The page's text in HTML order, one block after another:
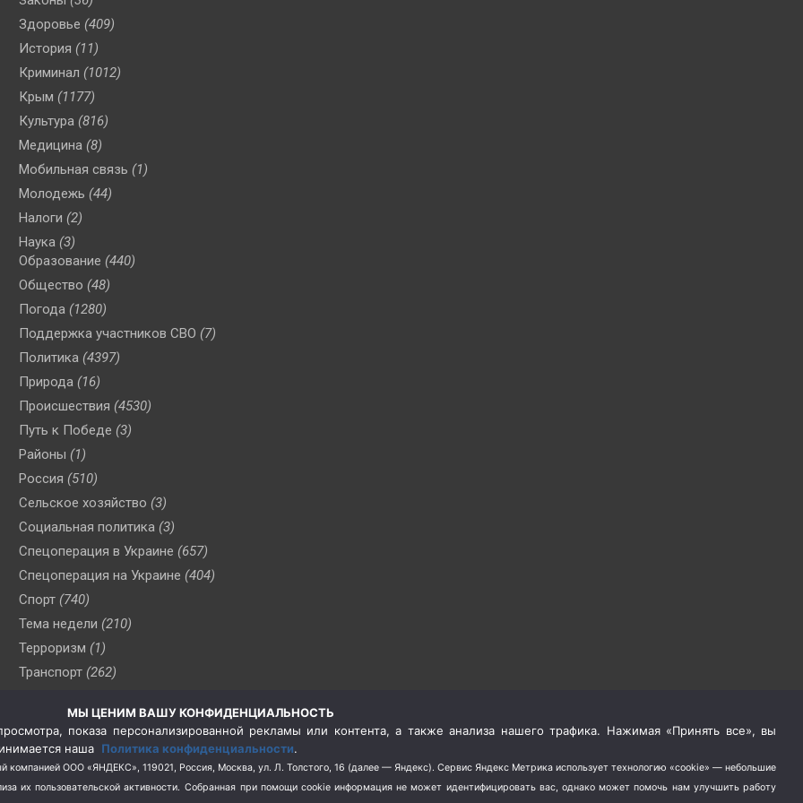
Здоровье (409)
История (11)
Криминал (1012)
Крым (1177)
Культура (816)
Медицина (8)
Мобильная связь (1)
Молодежь (44)
Налоги (2)
Наука (3)
Образование (440)
Общество (48)
Погода (1280)
Поддержка участников СВО (7)
Политика (4397)
Природа (16)
Происшествия (4530)
Путь к Победе (3)
Районы (1)
Россия (510)
Сельское хозяйство (3)
Социальная политика (3)
Спецоперация в Украине (657)
Спецоперация на Украине (404)
Спорт (740)
Тема недели (210)
Терроризм (1)
Транспорт (262)
(76)
Цены (2)
Школа и спорт (2)
Экология (8)
МЫ ЦЕНИМ ВАШУ КОНФИДЕНЦИАЛЬНОСТЬ
показа персонализированной рекламы или контента, а также анализа нашего трафика. Нажимая «Принять все», вы
наша Политика конфиденциальности.
компанией ООО «ЯНДЕКС», 119021, Россия, Москва, ул. Л. Толстого, 16 (далее — Яндекс). Сервис Яндекс Метрика использует технологию «cookie» — небольшие
их пользовательской активности. Собранная при помощи cookie информация не может идентифицировать вас, однако может помочь нам улучшить работу